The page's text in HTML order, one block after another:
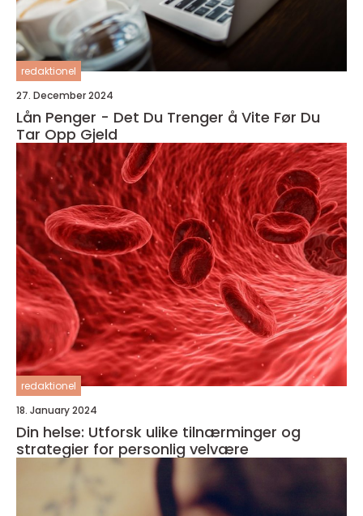
redaktionel
27. December 2024
Lån Penger - Det Du Trenger å Vite Før Du
Tar Opp Gjeld
redaktionel
18. January 2024
Din helse: Utforsk ulike tilnærminger og
strategier for personlig velvære